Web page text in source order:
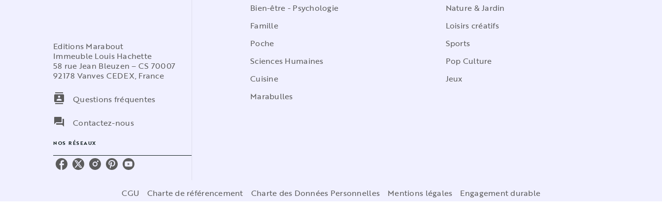
Editions Marabout
Immeuble Louis Hachette
58 rue Jean Bleuzen – CS 70007
92178 Vanves CEDEX, France
contacts
Questions fréquentes
question_answer
Contactez-nous
NOS RÉSEAUX
Bien-être - Psychologie
Famille
Poche
Sciences Humaines
Cuisine
Marabulles
Nature & Jardin
Loisirs créatifs
Sports
Pop Culture
Jeux
CGU Charte de référencement Charte des Données Personnelles Mentions légales Engagement durable